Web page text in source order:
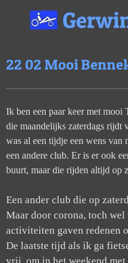
direct
hoofdinhoud
22 02 Mooi
Ik ben een paar keer met mooi
die maandelijks zaterdags
was al een tijdje een wens van
een andere club. Er is er ook
buurt, maar die rijden altijd op
Een ander club die op
Maar door corona, toch wel
activiteiten gaven redenen
De laatste tijd als ik ga